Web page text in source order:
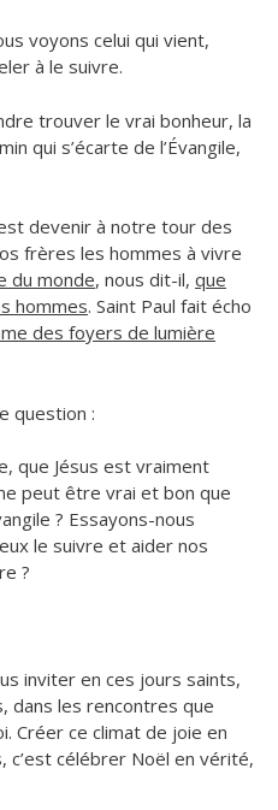
voyons celui qui vient,
à le suivre.
trouver le vrai bonheur, la
qui s’écarte de l’Évangile,
devenir à notre tour des
frères les hommes à vivre
du monde, nous dit-il, que
hommes. Saint Paul fait écho
des foyers de lumière
question :
que Jésus est vraiment
peut être vrai et bon que
? Essayons-nous
le suivre et aider nos
?
inviter en ces jours saints,
dans les rencontres que
Créer ce climat de joie en
c’est célébrer Noël en vérité,